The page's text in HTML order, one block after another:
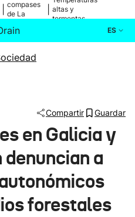
compases
de La
altas y
tormentas
ES
Compartir Guardar
en Galicia y
a
forestales